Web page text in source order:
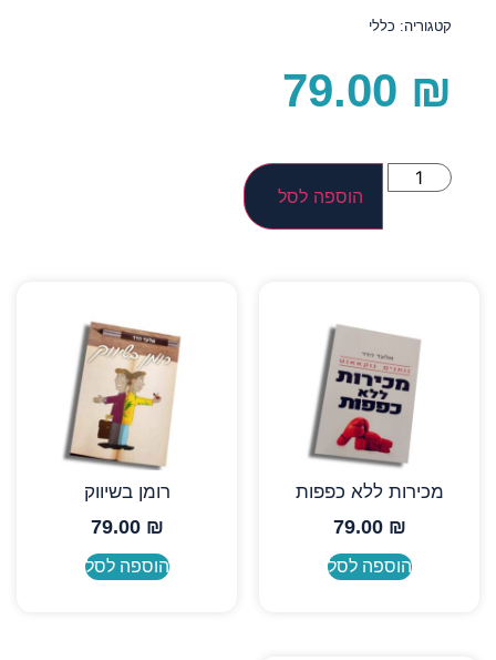
קטגוריה: כללי
79.00 ₪
הוספה לסל
מכירות ללא כפפות
79.00 ₪
הוספה לסל
רומן בשיווק
79.00 ₪
הוספה לסל